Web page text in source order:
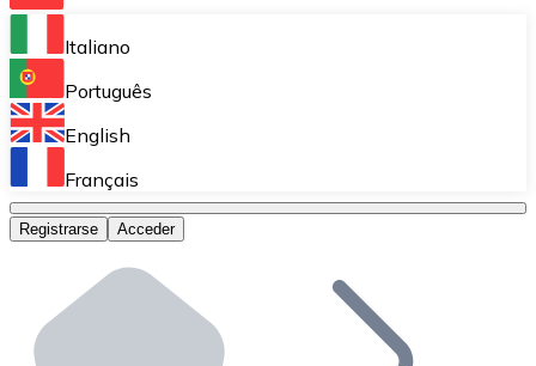
Bitnovo Ramp
Integra nuestra solución en tu plataforma.
Bitnovo Giftcards
Bitnovo OTC
Bitnovo ATM
Integra un ATM Bitnovo en tu negocio y permite que
Italiano
Português
English
Français
Registrarse Acceder